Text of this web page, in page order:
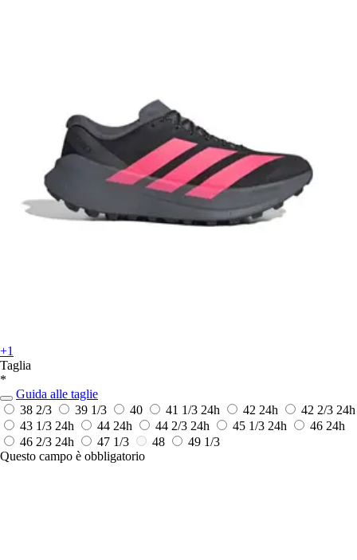
+1
Taglia
*
Guida alle taglie
38 2/3
39 1/3 40 41 1/3 24h 42 24h 42 2/3 24h
43 1/3 24h 44 24h 44 2/3 24h 45 1/3 24h 46 24h
46 2/3 24h 47 1/3 48
49 1/3
Questo campo è obbligatorio